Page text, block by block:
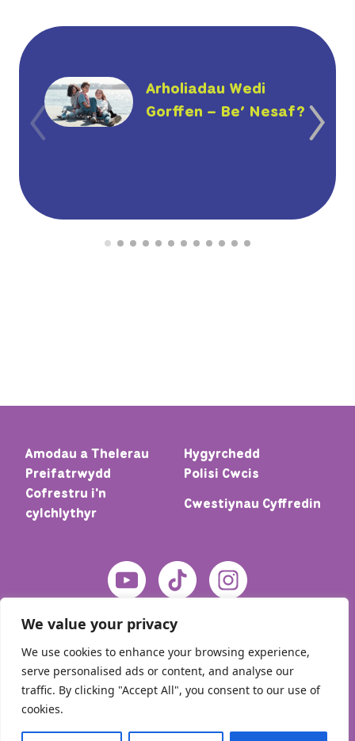
We value your privacy
We use cookies to enhance your browsing experience,
serve personalised ads or content, and analyse our
traffic. By clicking "Accept All", you consent to our use of
cookies.
Arholiadau Wedi
Gorffen – Be’ Nesaf?
Amodau a Thelerau
Hygyrchedd
Preifatrwydd
Polisi Cwcis
Cofrestru i'n
cylchlythyr
Cwestiynau Cyffredin
© 2026 Cartref – Meic. Cedwir pob hawl